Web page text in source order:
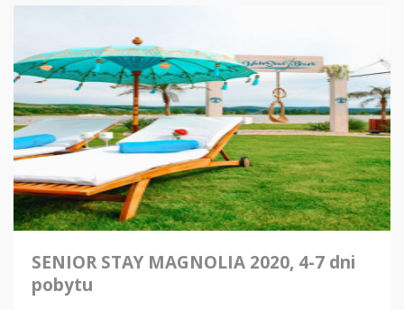
SENIOR STAY MAGNOLIA 2020, 4-7 dni
pobytu